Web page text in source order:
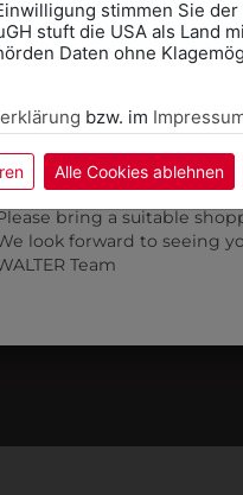
stimmen Sie
stuft die USA als Land
Daten ohne
bzw. im
Alle Cookies ablehnen
freuen uns - Das
school.
icon.
an appointment,
bring a suitable
look forward to seeing
Team